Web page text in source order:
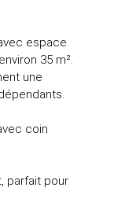
espace
35 m².
une
coin
parfait pour